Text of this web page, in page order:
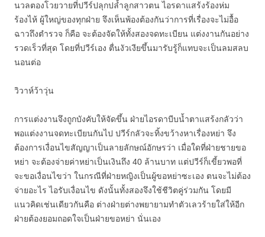
นวลตองโวยวายที่ปวีร์ปลุกปล้ำลูกสาวตน ไอรดาแสร้งร้องห่ม
ร้องไห้ ผู้ใหญ่ของทุกฝ่าย จึงเห็นพ้องต้องกันว่าการที่เรื่องจะไม่อื้อ
ฉาวถึงตำรวจ ก็คือ จะต้องจัดให้ทั้งสองจดทะเบียน แต่งงานกันอย่าง
รวดเร็วที่สุด โดยที่ปวีร์เอง ตื่นงัวเงียขึ้นมารับรู้ก็แทบจะเป็นลมสลบ
นอนต่อ
วิวาห์ว้าวุ่น
การแต่งงานจึงถูกบังคับให้จัดขึ้น ฝ่ายไอรดาบีบน้ำตาแสร้งกลัวว่า
พอแต่งงานจดทะเบียนกันไป ปวีร์กลัวจะทิ้งขว้างหาเรื่องหย่า จึง
ต้องการเงื่อนไขสัญญาเป็นลายลักษณ์อักษรว่า เมื่อใดที่ฝ่ายชายขอ
หย่า จะต้องจ่ายค่าหย่าเป็นเงินถึง 40 ล้านบาท แต่ปวีร์ก็เขี้ยวพอที่
จะขอเงื่อนไขว่า ในกรณีที่ฝ่ายหญิงเป็นผู้ขอหย่าซะเอง ตนจะไม่ต้อง
จ่ายอะไร ไอรับเงื่อนไข ดังนั้นทั้งสองจึงใช้ชีวิตคู่ร่วมกัน โดยมี
แนวคิดเช่นเดียวกันคือ ต่างฝ่ายต่างพยายามทำตัวเลวร้ายใส่ให้อีก
ฝ่ายต้องยอมถอดใจเป็นฝ่ายขอหย่า นั่นเอง